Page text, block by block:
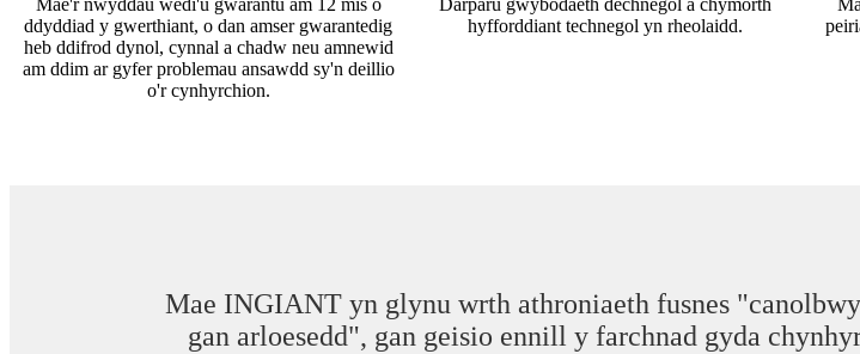
Mae'r nwyddau wedi'u gwarantu am 12 mis o
ddyddiad y gwerthiant, o dan amser gwarantedig
heb ddifrod dynol, cynnal a chadw neu amnewid
am ddim ar gyfer problemau ansawdd sy'n deillio
o'r cynhyrchion.
Darparu gwybodaeth dechnegol a chymorth
hyfforddiant technegol yn rheolaidd.
Mae INGIANT yn glynu wrth athroniaeth fusnes
gan arloesedd", gan geisio ennill y farchnad gyda